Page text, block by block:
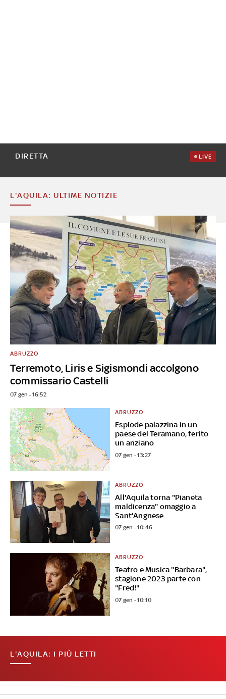
DIRETTA LIVE
L'AQUILA: ULTIME NOTIZIE
Terremoto, Liris e Sigismondi accolgono
commissario Castelli
ABRUZZO
07 gen - 16:52
Esplode palazzina in un
paese del Teramano, ferito
un anziano
ABRUZZO
07 gen - 13:27
All'Aquila torna "Pianeta
maldicenza" omaggio a
Sant'Angnese
ABRUZZO
07 gen - 10:46
Teatro e Musica "Barbara",
stagione 2023 parte con
"Fred!"
ABRUZZO
07 gen - 10:10
L'AQUILA: I PIÙ LETTI